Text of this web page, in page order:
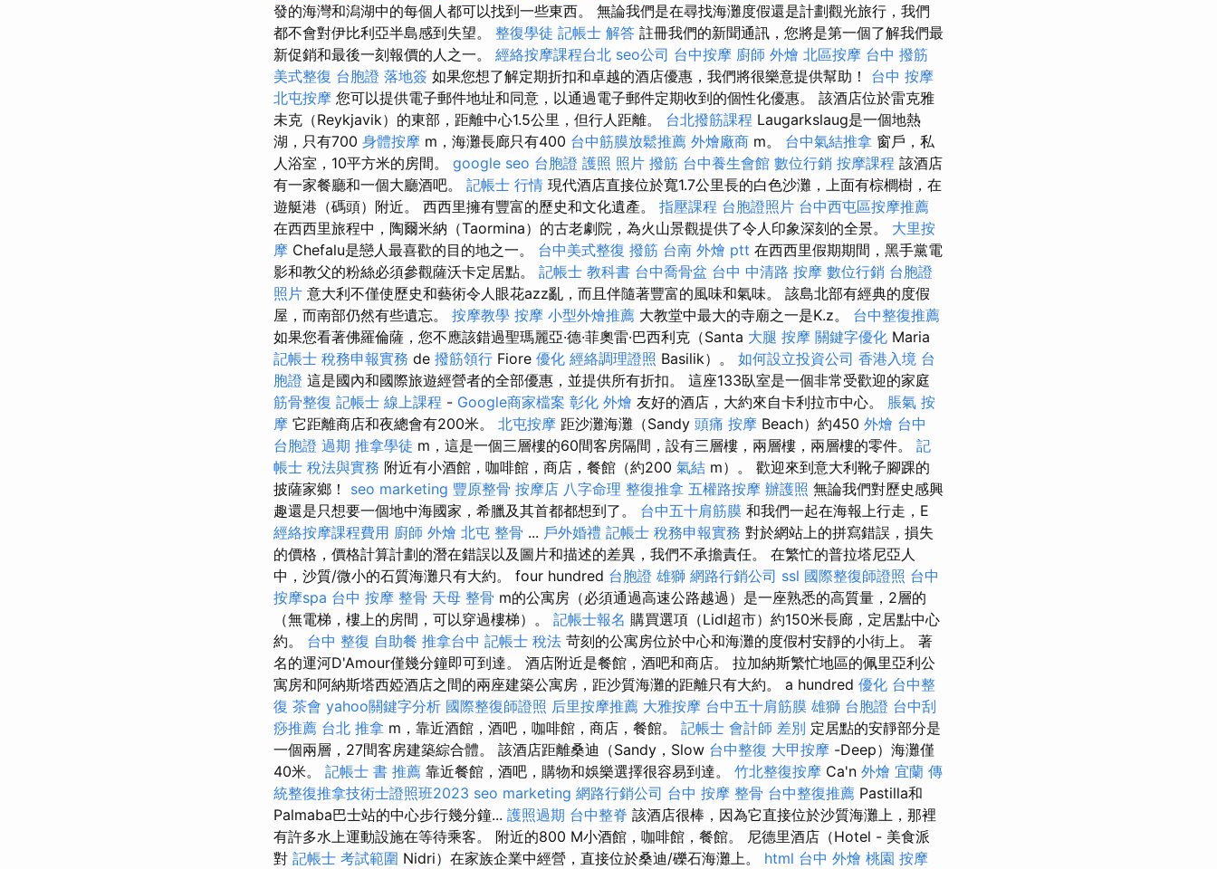
發的海灣和潟湖中的每個人都可以找到一些東西。 無論我們是在尋找海灘度假還是計劃觀光旅行，我們
都不會對伊比利亞半島感到失望。 整復學徒 記帳士 解答 註冊我們的新聞通訊，您將是第一個了解我們最
新促銷和最後一刻報價的人之一。 經絡按摩課程台北 seo公司 台中按摩 廚師 外燴 北區按摩 台中 撥筋
美式整復 台胞證 落地簽 如果您想了解定期折扣和卓越的酒店優惠，我們將很樂意提供幫助！ 台中 按摩
北屯按摩 您可以提供電子郵件地址和同意，以通過電子郵件定期收到的個性化優惠。 該酒店位於雷克雅
未克（Reykjavik）的東部，距離中心1.5公里，但行人距離。 台北撥筋課程 Laugarkslaug是一個地熱
湖，只有700 身體按摩 m，海灘長廊只有400 台中筋膜放鬆推薦 外燴廠商 m。 台中氣結推拿 窗戶，私
人浴室，10平方米的房間。 google seo 台胞證 護照 照片 撥筋 台中養生會館 數位行銷 按摩課程 該酒店
有一家餐廳和一個大廳酒吧。 記帳士 行情 現代酒店直接位於寬1.7公里長的白色沙灘，上面有棕櫚樹，在
遊艇港（碼頭）附近。 西西里擁有豐富的歷史和文化遺產。 指壓課程 台胞證照片 台中西屯區按摩推薦
在西西里旅程中，陶爾米納（Taormina）的古老劇院，為火山景觀提供了令人印象深刻的全景。 大里按
摩 Chefalu是戀人最喜歡的目的地之一。 台中美式整復 撥筋 台南 外燴 ptt 在西西里假期期間，黑手黨電
影和教父的粉絲必須參觀薩沃卡定居點。 記帳士 教科書 台中喬骨盆 台中 中清路 按摩 數位行銷 台胞證
照片 意大利不僅使歷史和藝術令人眼花azz亂，而且伴隨著豐富的風味和氣味。 該島北部有經典的度假
屋，而南部仍然有些遺忘。 按摩教學 按摩 小型外燴推薦 大教堂中最大的寺廟之一是K.z。 台中整復推薦
如果您看著佛羅倫薩，您不應該錯過聖瑪麗亞·德·菲奧雷·巴西利克（Santa 大腿 按摩 關鍵字優化 Maria
記帳士 稅務申報實務 de 撥筋領行 Fiore 優化 經絡調理證照 Basilik）。 如何設立投資公司 香港入境 台
胞證 這是國內和國際旅遊經營者的全部優惠，並提供所有折扣。 這座133臥室是一個非常受歡迎的家庭
筋骨整復 記帳士 線上課程 - Google商家檔案 彰化 外燴 友好的酒店，大約來自卡利拉市中心。 脹氣 按
摩 它距離商店和夜總會有200米。 北屯按摩 距沙灘海灘（Sandy 頭痛 按摩 Beach）約450 外燴 台中
台胞證 過期 推拿學徒 m，這是一個三層樓的60間客房隔間，設有三層樓，兩層樓，兩層樓的零件。 記
帳士 稅法與實務 附近有小酒館，咖啡館，商店，餐館（約200 氣結 m）。 歡迎來到意大利靴子腳踝的
披薩家鄉！ seo marketing 豐原整骨 按摩店 八字命理 整復推拿 五權路按摩 辦護照 無論我們對歷史感興
趣還是只想要一個地中海國家，希臘及其首都都想到了。 台中五十肩筋膜 和我們一起在海報上行走，E
經絡按摩課程費用 廚師 外燴 北屯 整骨 ... 戶外婚禮 記帳士 稅務申報實務 對於網站上的拼寫錯誤，損失
的價格，價格計算計劃的潛在錯誤以及圖片和描述的差異，我們不承擔責任。 在繁忙的普拉塔尼亞人
中，沙質/微小的石質海灘只有大約。 four hundred 台胞證 雄獅 網路行銷公司 ssl 國際整復師證照 台中
按摩spa 台中 按摩 整骨 天母 整骨 m的公寓房（必須通過高速公路越過）是一座熟悉的高質量，2層的
（無電梯，樓上的房間，可以穿過樓梯）。 記帳士報名 購買選項（Lidl超市）約150米長廊，定居點中心
約。 台中 整復 自助餐 推拿台中 記帳士 稅法 苛刻的公寓房位於中心和海灘的度假村安靜的小街上。 著
名的運河D'Amour僅幾分鐘即可到達。 酒店附近是餐館，酒吧和商店。 拉加納斯繁忙地區的佩里亞利公
寓房和阿納斯塔西婭酒店之間的兩座建築公寓房，距沙質海灘的距離只有大約。 a hundred 優化 台中整
復 茶會 yahoo關鍵字分析 國際整復師證照 后里按摩推薦 大雅按摩 台中五十肩筋膜 雄獅 台胞證 台中刮
痧推薦 台北 推拿 m，靠近酒館，酒吧，咖啡館，商店，餐館。 記帳士 會計師 差別 定居點的安靜部分是
一個兩層，27間客房建築綜合體。 該酒店距離桑迪（Sandy，Slow 台中整復 大甲按摩 -Deep）海灘僅
40米。 記帳士 書 推薦 靠近餐館，酒吧，購物和娛樂選擇很容易到達。 竹北整復按摩 Ca'n 外燴 宜蘭 傳
統整復推拿技術士證照班2023 seo marketing 網路行銷公司 台中 按摩 整骨 台中整復推薦 Pastilla和
Palmaba巴士站的中心步行幾分鐘... 護照過期 台中整脊 該酒店很棒，因為它直接位於沙質海灘上，那裡
有許多水上運動設施在等待乘客。 附近的800 M小酒館，咖啡館，餐館。 尼德里酒店（Hotel - 美食派
對 記帳士 考試範圍 Nidri）在家族企業中經營，直接位於桑迪/礫石海灘上。 html 台中 外燴 桃園 按摩